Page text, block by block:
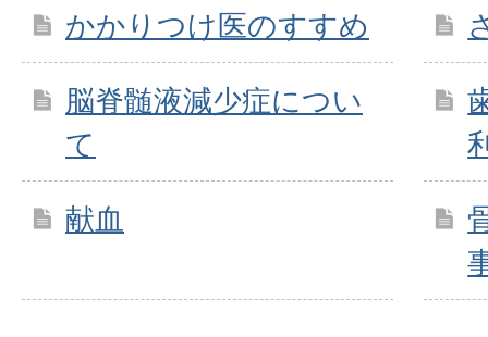
かかりつけ医のすすめ
脳脊髄液減少症につい
て
献血